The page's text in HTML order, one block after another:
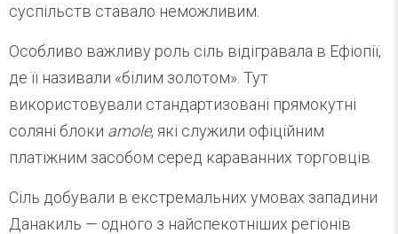
суспільств ставало неможливим.
Особливо важливу роль сіль відігравала в Ефіопії,
де її називали «білим золотом». Тут
використовували стандартизовані прямокутні
соляні блоки amole, які служили офіційним
платіжним засобом серед караванних торговців.
Сіль добували в екстремальних умовах западини
Данакиль — одного з найспекотніших регіонів